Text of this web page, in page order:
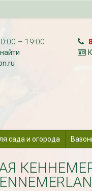
– 19:00
сада и огорода